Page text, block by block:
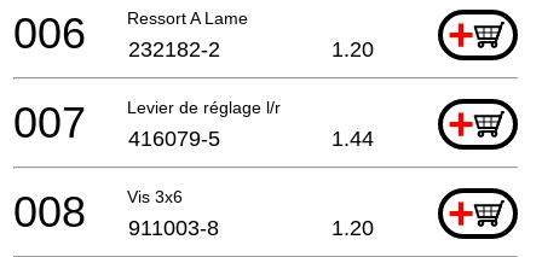
Ressort A Lame +
006 232182-2 1.20
Levier de réglage l/r +
007 416079-5 1.44
Vis 3x6 +
008 911003-8 1.20